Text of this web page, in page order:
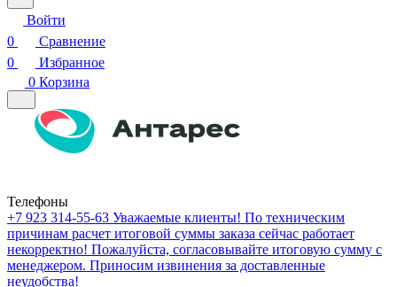
Войти
0
Сравнение
0
Избранное
0 Корзина
Телефоны
+7 923 314-55-63 Уважаемые клиенты! По техническим
причинам расчет итоговой суммы заказа сейчас работает
некорректно! Пожалуйста, согласовывайте итоговую сумму с
менеджером. Приносим извинения за доставленные
неудобства!